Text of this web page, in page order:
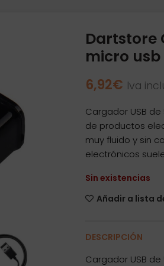
Dartstore
micro usb
6,92€ Iva
Cargador USB
de productos
muy fluido y sin
electrónicos
Sin existencias
Añadir a lista
DESCRIPCIÓN
Cargador USB